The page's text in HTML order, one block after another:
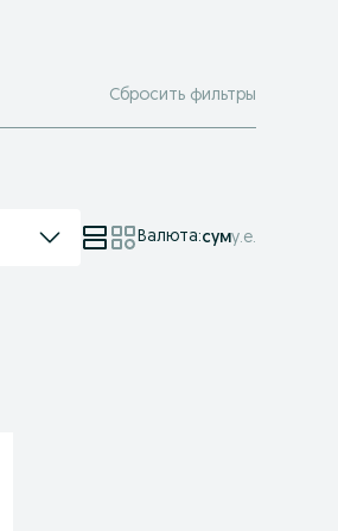
Сбросить фильтры
Валюта:суму.е.